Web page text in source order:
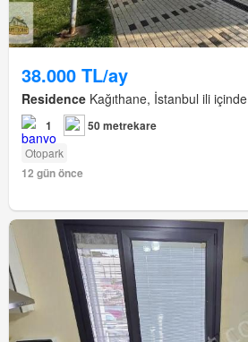
38.000 TL/ay
Residence Kağıthane, İstanbul ili içinde
1 50 metrekare
Otopark
12 gün önce